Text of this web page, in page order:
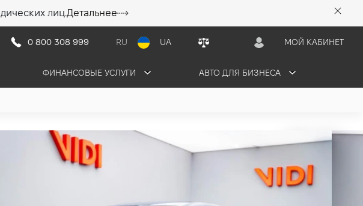
лиц.Детальнее
0 800 308 999 RU UA МОЙ КАБИНЕТ
ФИНАНСОВЫЕ УСЛУГИ АВТО ДЛЯ БИЗНЕСА
CIVIC
л.с.) 2007